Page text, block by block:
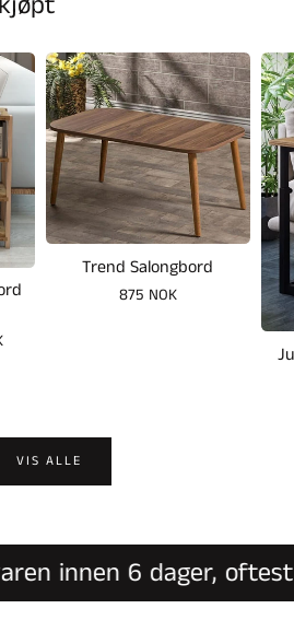
Trend Salongbord
Vanlig
875 NOK
VIS ALLE
6 dager, oftest